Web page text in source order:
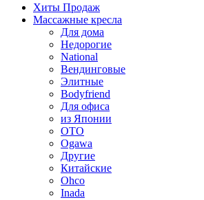
Хиты Продаж
Массажные кресла
Для дома
Недорогие
National
Вендинговые
Элитные
Bodyfriend
Для офиса
из Японии
OTO
Ogawa
Другие
Китайские
Ohco
Inada